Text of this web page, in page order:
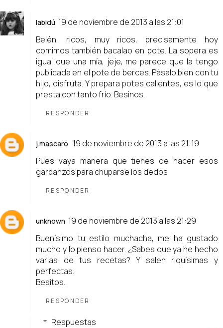
labidú 19 de noviembre de 2013 a las 21:01
Belén, ricos, muy ricos, precisamente hoy
comimos también bacalao en pote. La sopera es
igual que una mía, jeje, me parece que la tengo
publicada en el pote de berces. Pásalo bien con tu
hijo, disfruta. Y prepara potes calientes, es lo que
presta con tanto frío. Besinos.
RESPONDER
j.mascaro 19 de noviembre de 2013 a las 21:19
Pues vaya manera que tienes de hacer esos
garbanzos para chuparse los dedos
RESPONDER
unknown 19 de noviembre de 2013 a las 21:29
Buenísimo tu estilo muchacha, me ha gustado
mucho y lo pienso hacer. ¿Sabes que ya he hecho
varias de tus recetas? Y salen riquísimas y
perfectas.
Besitos.
RESPONDER
Respuestas